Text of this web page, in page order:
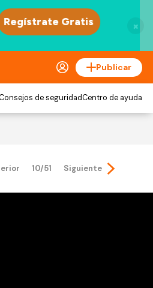
×
Publicar
Consejos de seguridadCentro de ayuda
10/51 Siguiente